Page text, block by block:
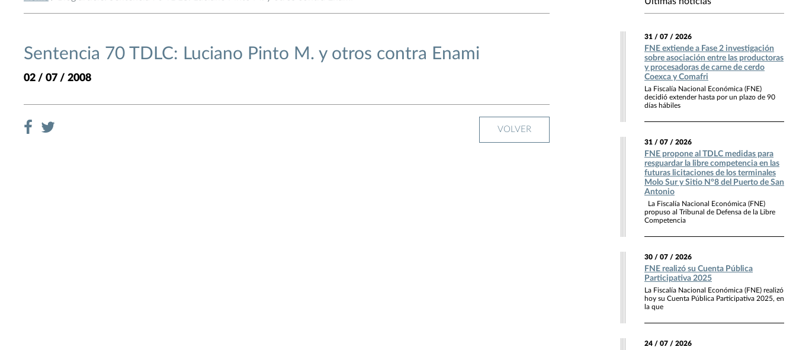
Sentencia 70 TDLC: Luciano Pinto M. y otros contra Enami
02 / 07 / 2008
VOLVER
31 / 07 / 2026
FNE extiende a Fase 2 investigación
sobre asociación entre las productoras
y procesadoras de carne de cerdo
Coexca y Comafri
La Fiscalía Nacional Económica (FNE)
decidió extender hasta por un plazo de 90
días hábiles
31 / 07 / 2026
FNE propone al TDLC medidas para
resguardar la libre competencia en las
futuras licitaciones de los terminales
Molo Sur y Sitio N°8 del Puerto de San
Antonio
La Fiscalía Nacional Económica (FNE)
propuso al Tribunal de Defensa de la Libre
Competencia
30 / 07 / 2026
FNE realizó su Cuenta Pública
Participativa 2025
La Fiscalía Nacional Económica (FNE) realizó
hoy su Cuenta Pública Participativa 2025, en
la que
24 / 07 / 2026